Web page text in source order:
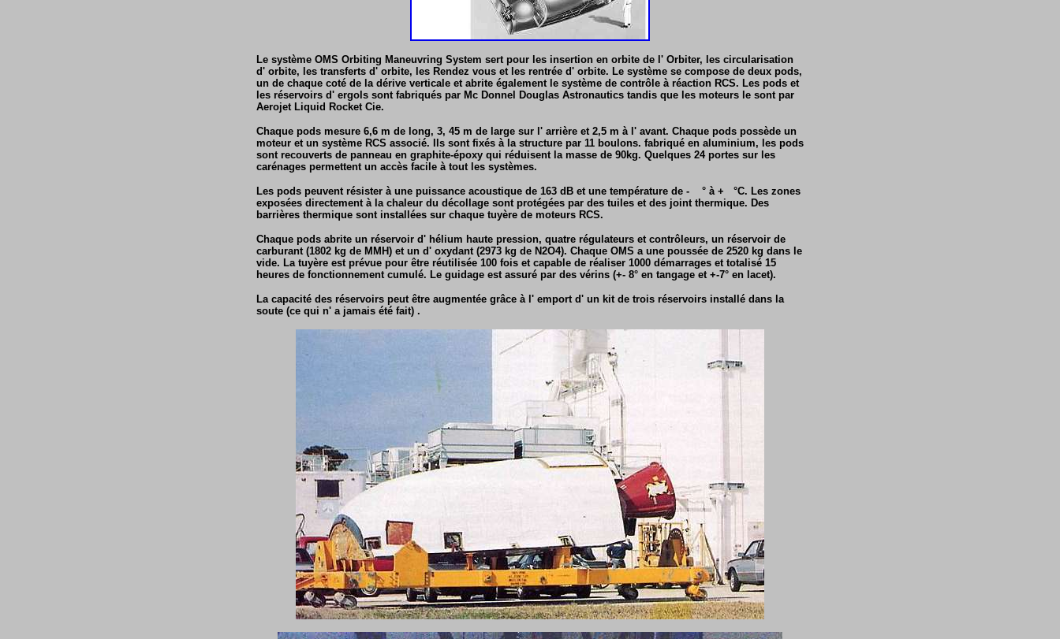
Le système OMS Orbiting Maneuvring System sert pour les insertion en orbite de l' Orbiter, les circularisation
d' orbite, les transferts d' orbite, les Rendez vous et les rentrée d' orbite. Le système se compose de deux pods,
un de chaque coté de la dérive verticale et abrite également le système de contrôle à réaction RCS. Les pods et
les réservoirs d' ergols sont fabriqués par Mc Donnel Douglas Astronautics tandis que les moteurs le sont par
Aerojet Liquid Rocket Cie.
Chaque pods mesure 6,6 m de long, 3, 45 m de large sur l' arrière et 2,5 m à l' avant. Chaque pods possède un
moteur et un système RCS associé. Ils sont fixés à la structure par 11 boulons. fabriqué en aluminium, les pods
sont recouverts de panneau en graphite-époxy qui réduisent la masse de 90kg. Quelques 24 portes sur les
carénages permettent un accès facile à tout les systèmes.
Les pods peuvent résister à une puissance acoustique de 163 dB et une température de - ° à + °C. Les zones
exposées directement à la chaleur du décollage sont protégées par des tuiles et des joint thermique. Des
barrières thermique sont installées sur chaque tuyère de moteurs RCS.
Chaque pods abrite un réservoir d' hélium haute pression, quatre régulateurs et contrôleurs, un réservoir de
carburant (1802 kg de MMH) et un d' oxydant (2973 kg de N2O4). Chaque OMS a une poussée de 2520 kg dans le
vide. La tuyère est prévue pour être réutilisée 100 fois et capable de réaliser 1000 démarrages et totalisé 15
heures de fonctionnement cumulé. Le guidage est assuré par des vérins (+- 8° en tangage et +-7° en lacet).
La capacité des réservoirs peut être augmentée grâce à l' emport d' un kit de trois réservoirs installé dans la
soute (ce qui n' a jamais été fait) .